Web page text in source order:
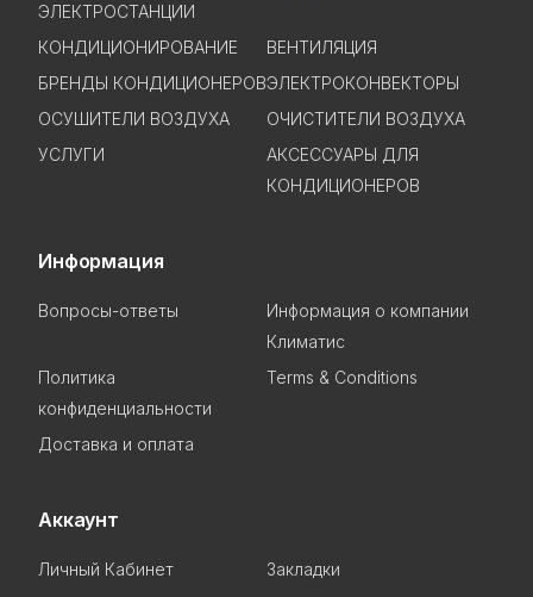
ЭЛЕКТРОСТАНЦИИ
КОНДИЦИОНИРОВАНИЕ
ВЕНТИЛЯЦИЯ
БРЕНДЫ КОНДИЦИОНЕРОВЭЛЕКТРОКОНВЕКТОРЫ
ОСУШИТЕЛИ ВОЗДУХА
ОЧИСТИТЕЛИ ВОЗДУХА
УСЛУГИ
АКСЕССУАРЫ ДЛЯ
КОНДИЦИОНЕРОВ
Информация
Вопросы-ответы
Информация о компании
Климатис
Политика
конфиденциальности
Terms & Conditions
Доставка и оплата
Аккаунт
Личный Кабинет
Закладки